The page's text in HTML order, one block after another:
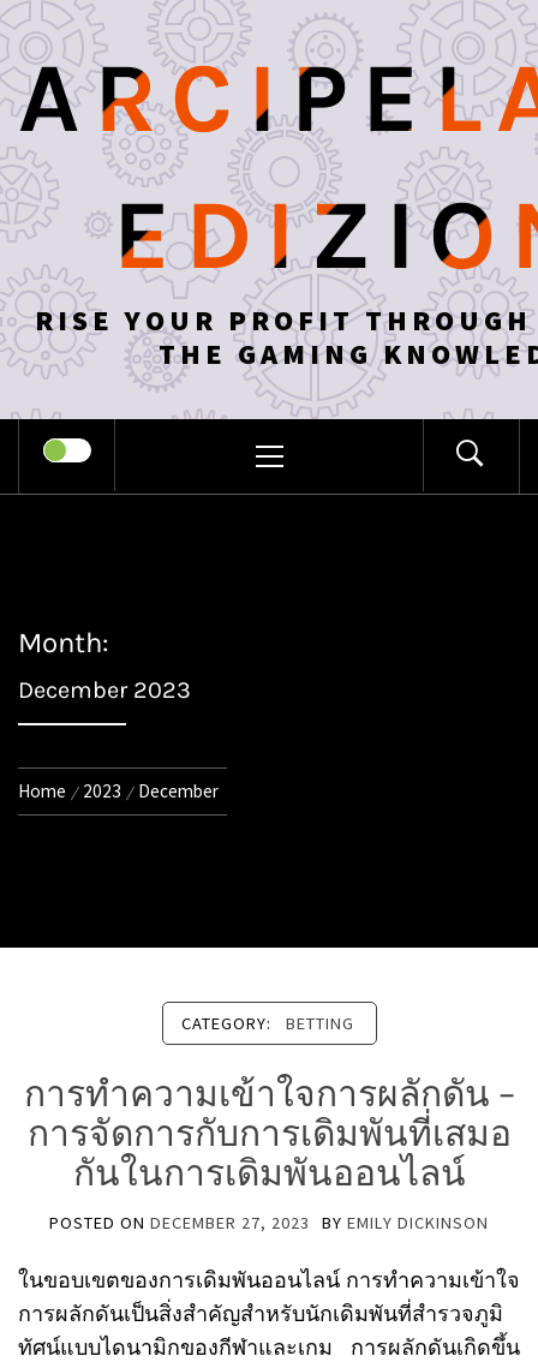
Skip
to
content
RISE YOUR PROFIT
THE GAMING
MENU
Month:
December 2023
Home 2023 December
CATEGORY: BETTING
การทำความเข้าใจการผลักดัน –
การจัดการกับการเดิมพันที่เสมอ
กันในการเดิมพันออนไลน์
POSTED ON DECEMBER 27, 2023 BY EMILY DICKINSON
ในขอบเขตของการเดิมพันออนไลน์ การทำความเข้าใจ
การผลักดันเป็นสิ่งสำคัญสำหรับนักเดิมพันที่สำรวจภูมิ
ทัศน์แบบไดนามิกของกีฬาและเกม การผลักดันเกิดขึ้น